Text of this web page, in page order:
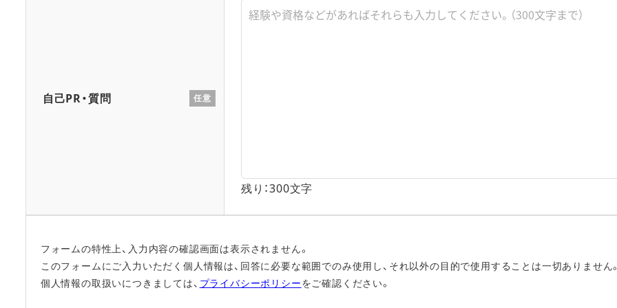
自己PR・質問 任意
残り：300文字
フォームの特性上、入力内容の確認画面は表示されません。
このフォームにご入力いただく個人情報は、回答に必要な範囲でのみ使用し、それ以外の目的で使用することは一切ありません
個人情報の取扱いにつきましては、 プライバシーポリシーをご確認ください。